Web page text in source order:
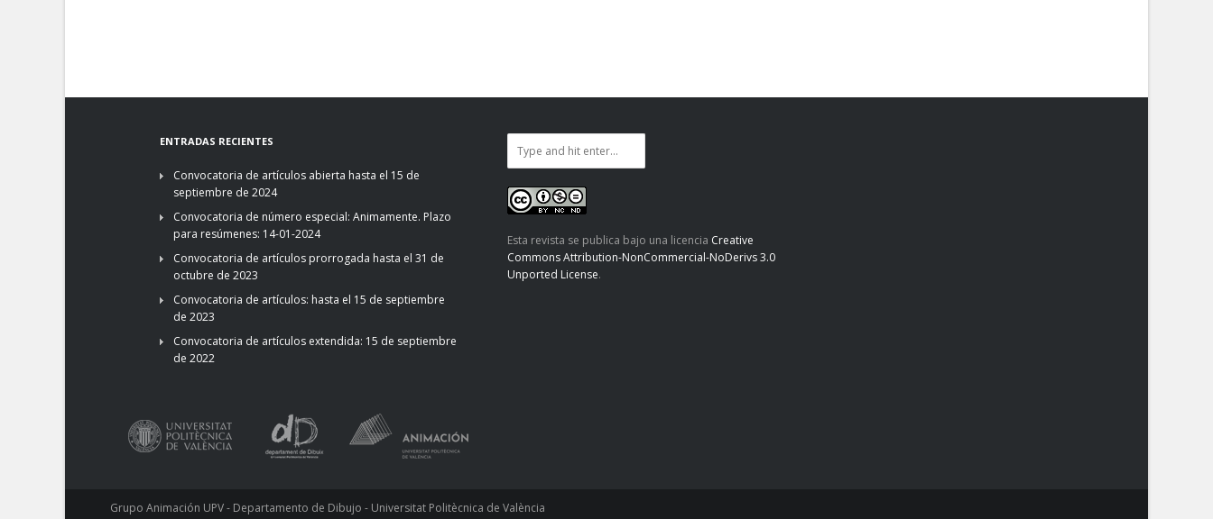
ENTRADAS RECIENTES
Convocatoria de artículos abierta hasta el 15 de
septiembre de 2024
Convocatoria de número especial: Animamente. Plazo
para resúmenes: 14-01-2024
Convocatoria de artículos prorrogada hasta el 31 de
octubre de 2023
Convocatoria de artículos: hasta el 15 de septiembre
de 2023
Convocatoria de artículos extendida: 15 de septiembre
de 2022
Esta revista se publica bajo una licencia Creative
Commons Attribution-NonCommercial-NoDerivs 3.0
Unported License.
Grupo Animación UPV - Departamento de Dibujo - Universitat Politècnica de València